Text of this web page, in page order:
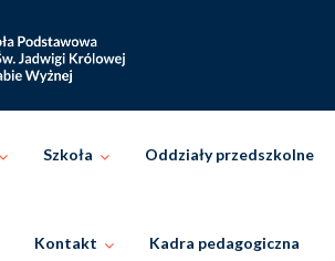
Szkoła Oddziały przedszkolne
Kontakt Kadra pedagogiczna